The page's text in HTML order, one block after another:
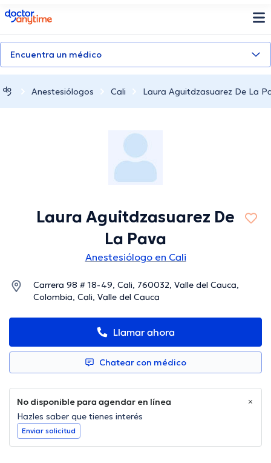
doctoranytime
Encuentra un médico
Anestesiólogos Cali Laura Aguitdzasuarez De La
Laura Aguitdzasuarez De
La Pava
Anestesiólogo en Cali
Carrera 98 # 18-49, Cali, 760032, Valle del Cauca,
Colombia, Cali, Valle del Cauca
Llamar ahora
Chatear con médico
No disponible para agendar en línea
Hazles saber que tienes interés
Enviar solicitud